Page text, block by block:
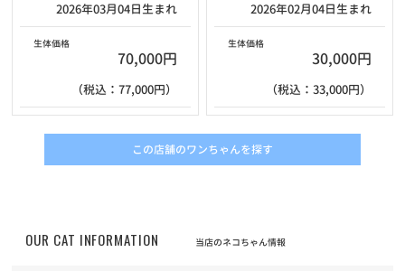
2026年03月04日生まれ
生体価格
70,000円
（税込：77,000円）
2026年02月04日生まれ
生体価格
30,000円
（税込：33,000円）
この店舗のワンちゃんを探す
OUR CAT INFORMATION 当店のネコちゃん情報